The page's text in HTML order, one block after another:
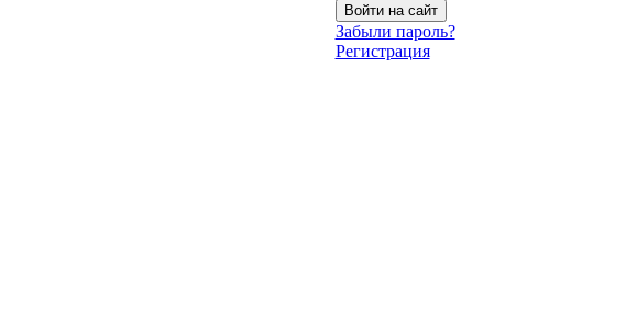
Забыли пароль?
Регистрация